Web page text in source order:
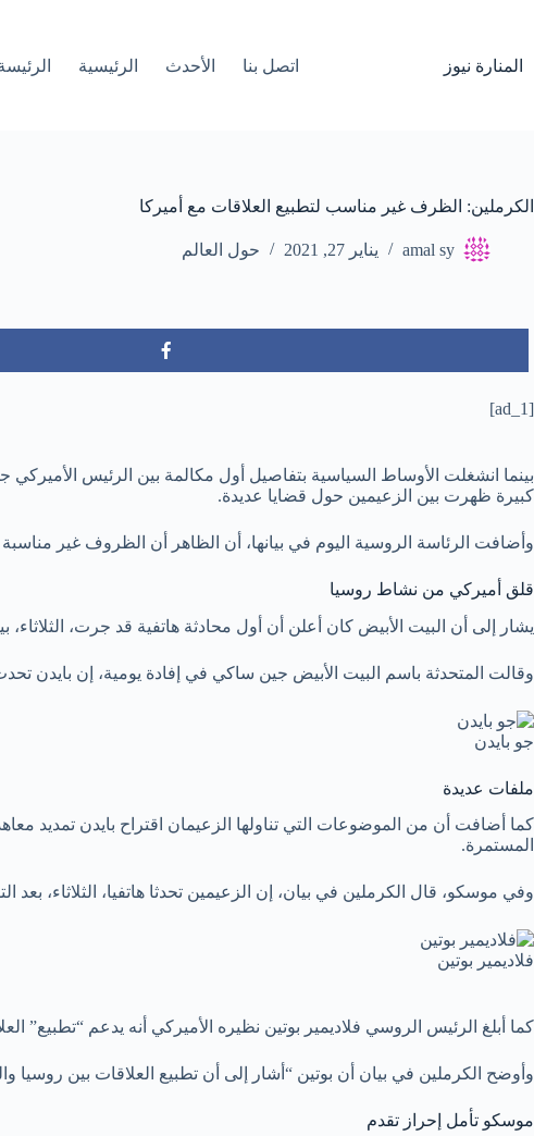
المنارة نيوز اتصل بنا الأحدث الرئيسية
الكرملين: الظرف غير مناسب لتطبيع العلاقات مع أميركا
amal sy يناير 27, 2021 حول العالم
[ad_1]
بينما انشغلت الأوساط السياسية بتفاصيل أول مكالمة بين الرئيس
كبيرة ظهرت بين الزعيمين حول قضايا عديدة.
وأضافت الرئاسة الروسية اليوم في بيانها، أن الظاهر أن الظروف غير مناسبة
قلق أميركي من نشاط روسيا
يشار إلى أن البيت الأبيض كان أعلن أن أول محادثة هاتفية قد جرت، الثلاثاء،
وقالت المتحدثة باسم البيت الأبيض جين ساكي في إفادة يومية، إن بايدن
جو بايدن
ملفات عديدة
كما أضافت أن من الموضوعات التي تناولها الزعيمان اقتراح بايدن تمديد
المستمرة.
وفي موسكو، قال الكرملين في بيان، إن الزعيمين تحدثا هاتفيا، الثلاثاء، بعد
فلاديمير بوتين
كما أبلغ الرئيس الروسي فلاديمير بوتين نظيره الأميركي أنه يدعم “تطبيع”
وأوضح الكرملين في بيان أن بوتين “أشار إلى أن تطبيع العلاقات بين روسيا
موسكو تأمل إحراز تقدم